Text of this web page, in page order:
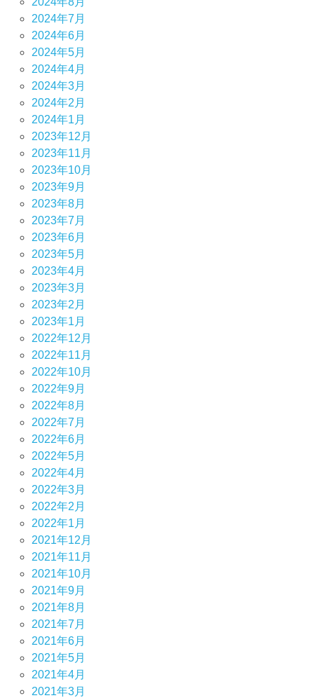
2024年7月
2024年6月
2024年5月
2024年4月
2024年3月
2024年2月
2024年1月
2023年12月
2023年11月
2023年10月
2023年9月
2023年8月
2023年7月
2023年6月
2023年5月
2023年4月
2023年3月
2023年2月
2023年1月
2022年12月
2022年11月
2022年10月
2022年9月
2022年8月
2022年7月
2022年6月
2022年5月
2022年4月
2022年3月
2022年2月
2022年1月
2021年12月
2021年11月
2021年10月
2021年9月
2021年8月
2021年7月
2021年6月
2021年5月
2021年4月
2021年3月